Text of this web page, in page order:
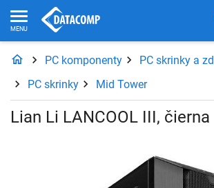
PC komponenty
PC skrinky a
PC skrinky
Mid Tower
Lian Li LANCOOL III, čierna